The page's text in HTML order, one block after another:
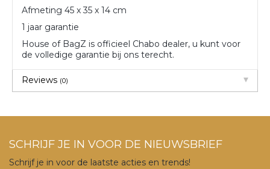
Afmeting 45 x 35 x 14 cm
1 jaar garantie
House of BagZ is officieel Chabo dealer, u kunt voor
de volledige garantie bij ons terecht.
Reviews (0)
SCHRIJF JE IN VOOR DE NIEUWSBRIEF
Schrijf je in voor de laatste acties en trends!